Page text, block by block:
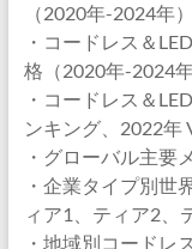
（2020年-2024年）
・コードレス＆
格（2020年-2024年
・コードレス＆
ンキング、2022年
・グローバル主要
・企業タイプ別世
ィア1、ティア2、
・地域別コードレ